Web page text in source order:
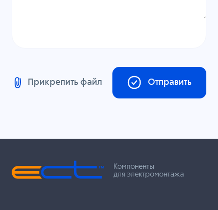
Прикрепить файл Отправить
Компоненты
для электромонтажа